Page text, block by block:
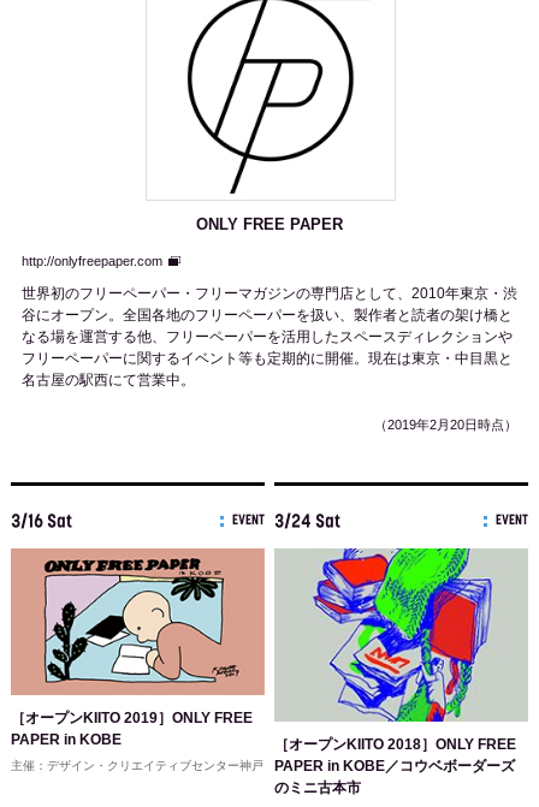
ONLY FREE PAPER
http://onlyfreepaper.com
世界初のフリーペーパー・フリーマガジンの専門店として、2010年東京・渋
谷にオープン。全国各地のフリーペーパーを扱い、製作者と読者の架け橋と
なる場を運営する他、フリーペーパーを活用したスペースディレクションや
フリーペーパーに関するイベント等も定期的に開催。現在は東京・中目黒と
名古屋の駅西にて営業中。
（2019年2月20日時点）
3/16 Sat EVENT
［オープンKIITO 2019］ONLY FREE
PAPER in KOBE
主催：デザイン・クリエイティブセンター神戸
3/24 Sat EVENT
［オープンKIITO 2018］ONLY FREE
PAPER in KOBE／コウベボーダーズ
のミニ古本市